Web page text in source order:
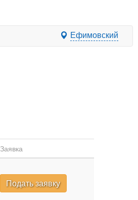
Ефимовский
Заявка
Подать заявку